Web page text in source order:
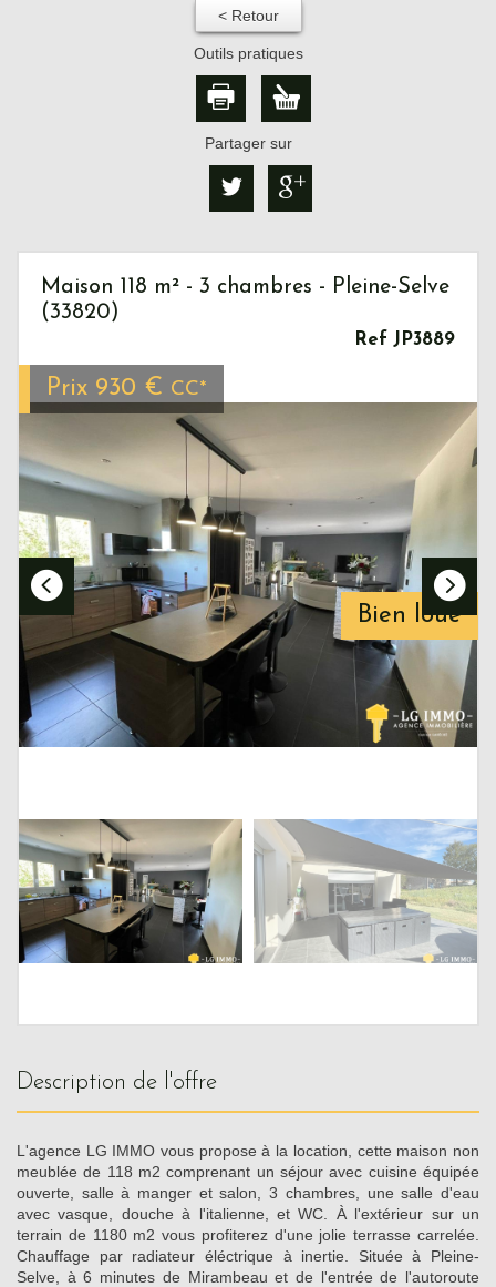
< Retour
Outils pratiques
Partager sur
Bien loué
Maison 118 m² - 3 chambres - Pleine-Selve
(33820)
Ref JP3889
Prix 930 € CC*
description de l'offre
L'agence LG IMMO vous propose à la location, cette maison non
meublée de 118 m2 comprenant un séjour avec cuisine équipée
ouverte, salle à manger et salon, 3 chambres, une salle d'eau
avec vasque, douche à l'italienne, et WC. À l'extérieur sur un
terrain de 1180 m2 vous profiterez d'une jolie terrasse carrelée.
Chauffage par radiateur éléctrique à inertie. Située à Pleine-
Selve, à 6 minutes de Mirambeau et de l'entrée de l'autoroute